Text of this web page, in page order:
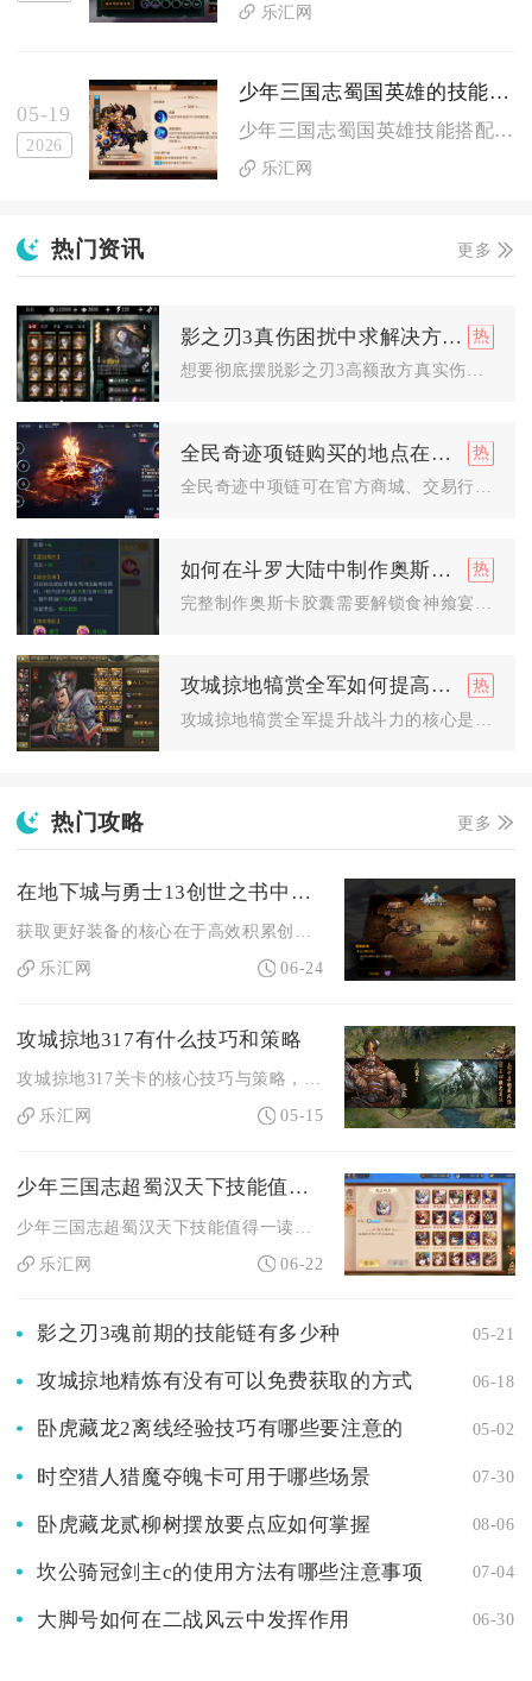
乐汇网
05-19
2026
少年三国志蜀国英雄的技能有哪些搭配效果
少年三国志蜀国英雄技能搭配以桃园结义为基础续航体系，五虎上将...
乐汇网
热门资讯 更多
影之刃3真伤困扰中求解决方法
想要彻底摆脱影之刃3高额敌方真实伤害带来的暴毙困扰，核心解决...
全民奇迹项链购买的地点在哪里
全民奇迹中项链可在官方商城、交易行、秘境商城、荣耀商店等地点...
如何在斗罗大陆中制作奥斯卡胶囊
完整制作奥斯卡胶囊需要解锁食神飨宴烹饪系统、集齐三类食材、搭...
攻城掠地犒赏全军如何提高战斗力
攻城掠地犒赏全军提升战斗力的核心是高效攒齐牛肉与美酒、按规则...
热门攻略 更多
在地下城与勇士13创世之书中如何获得更好的装备
乐汇网
06-24
攻城掠地317有什么技巧和策略
攻城掠地317关卡的核心技巧与策略，在于依托地形适配武将、精...
乐汇网
05-15
少年三国志超蜀汉天下技能值得一读吗
乐汇网
06-22
影之刃3魂前期的技能链有多少种 05-21
攻城掠地精炼有没有可以免费获取的方式 06-18
卧虎藏龙2离线经验技巧有哪些要注意的 05-02
时空猎人猎魔夺魄卡可用于哪些场景 07-30
卧虎藏龙贰柳树摆放要点应如何掌握 08-06
坎公骑冠剑主c的使用方法有哪些注意事项 07-04
大脚号如何在二战风云中发挥作用 06-30